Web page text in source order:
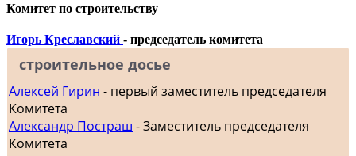
Комитет по строительству
Игорь Креславский - председатель комитета
строительное досье
Алексей Гирин - первый заместитель председателя
Комитета
Александр Постраш - Заместитель председателя
Комитета